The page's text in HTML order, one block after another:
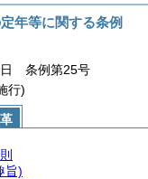
年等に関する条例
日 条例第25号
行)
旨)